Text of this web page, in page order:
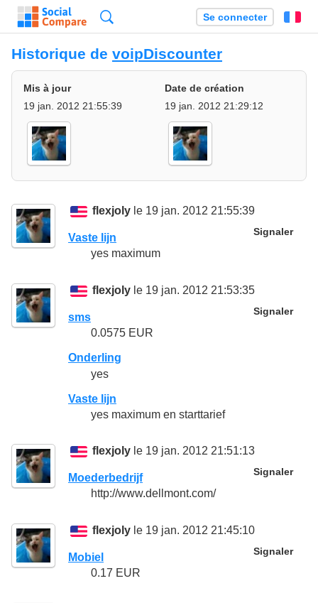
Se connecter
Historique de voipDiscounter
Mis à jour
19 jan. 2012 21:55:39
Date de création
19 jan. 2012 21:29:12
flexjoly le 19 jan. 2012 21:55:39
Signaler
Vaste lijn
yes maximum
flexjoly le 19 jan. 2012 21:53:35
Signaler
sms
0.0575 EUR
Onderling
yes
Vaste lijn
yes maximum en starttarief
flexjoly le 19 jan. 2012 21:51:13
Signaler
Moederbedrijf
http://www.dellmont.com/
flexjoly le 19 jan. 2012 21:45:10
Signaler
Mobiel
0.17 EUR